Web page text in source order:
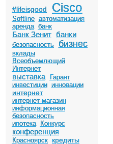
#lifeisgood Cisco
Softline автоматизация
аренда банк
Банк Зенит банки
безопасность бизнес
вклады
Всеобъемлющий
Интернет
выставка
Гарант
инвестиции инновации
интернет
интернет-магазин
информационная
безопасность
ипотека
Конкурс
конференция
Красноярск кредиты